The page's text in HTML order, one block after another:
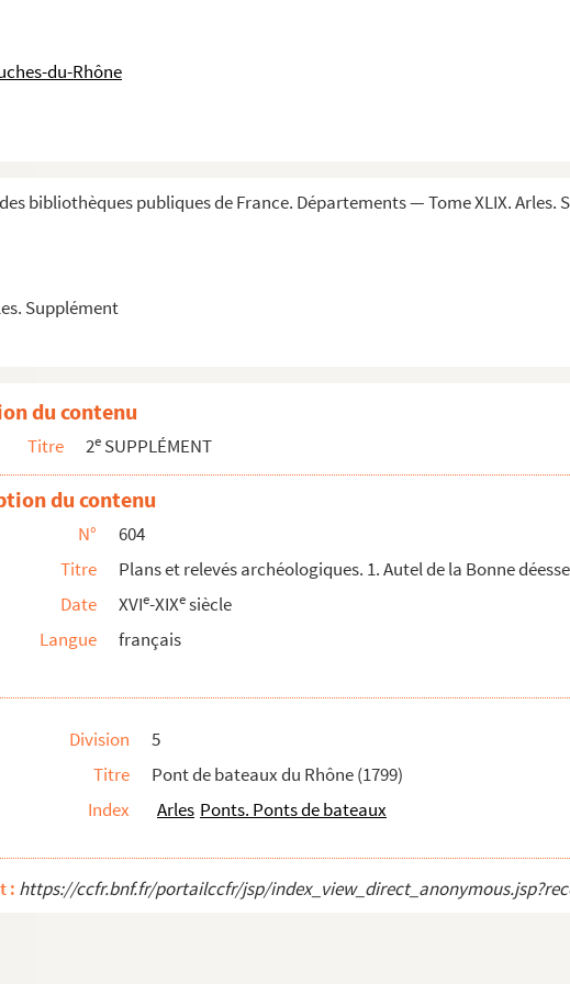
du-Rhône
bibliothèques publiques de France. Départements — Tome XLIX. Arles.
Supplément
et Réattu, artistes d'Arles
d'Arles (Théâtre antique), l'abba...
séjour à Paris de Raspal en 1774
de meubles, tableaux, liv...
Prouvençalou en très actes (1743). Lou d...
et revenus de la communauté e...
l'ancien archevêché (16 décembre 19...
Disnard (1778)
par P. Véran (1783)
cavalière du rempart oriental sous l...
Séguier, avec ses lettres à l'abbé ...
Luppé en 1902. Par L Lelée et J. Da...
(1597-1675). Répertoire des ta...
arlésien (1797-1868)
généalogiques concernant diverses fam...
du contenu
Titre 2e SUPPLÉMENT
du contenu
N°
604
Titre
Plans et relevés archéologiques. 1. Autel de la Bonne
Date
XVIe-XIXesiècle
Langue
français
Division
5
Titre
Pont de bateaux du Rhône (1799)
Index
Arles Ponts. Ponts de bateaux
: https://ccfr.bnf.fr/portailccfr/jsp/